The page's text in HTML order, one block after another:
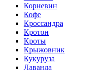
Корневин
Кофе
Кроссандра
Кротон
Кроты
Крыжовник
Кукуруза
Лаванда